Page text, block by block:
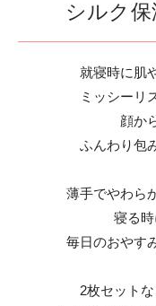
シルク
就寝時に肌
ミッシーリ
顔か
ふんわり包
薄手でやわら
寝る時
毎日のおやす
2枚セット